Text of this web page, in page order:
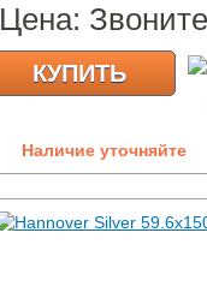
Цена: Звоните
КУПИТЬ
Наличие уточняйте